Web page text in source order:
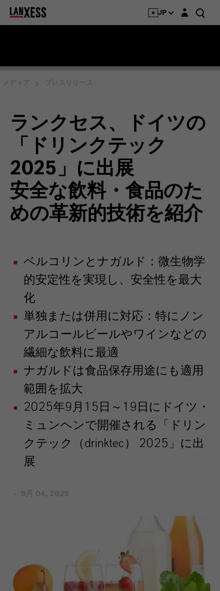
JP Login layer
ランクセス、ドイツの
「ドリンクテック
2025」に出展
安全な飲料・食品のた
めの革新的技術を紹介
ベルコリンとナガルド：微生物学
的安定性を実現し、安全性を最大
化
単独または併用に対応：特にノン
アルコールビールやワインなどの
繊細な飲料に最適
ナガルドは食品保存用途にも適用
範囲を拡大
2025年9月15日～19日にドイツ・
ミュンヘンで開催される「ドリン
クテック（drinktec） 2025」に出
展